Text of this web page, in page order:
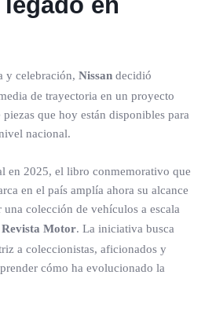
y celebración, Nissan decidió
de trayectoria en un proyecto
que hoy están disponibles para
nacional.
en 2025, el libro conmemorativo que
en el país amplía ahora su alcance
colección de vehículos a escala
Revista Motor. La iniciativa busca
a coleccionistas, aficionados y
cómo ha evolucionado la